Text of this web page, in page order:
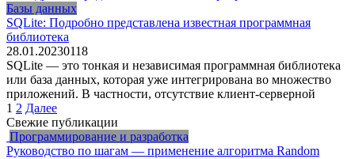
Базы данных
SQLite: Подробно представлена известная программная
библиотека
28.01.20230118
SQLite — это тонкая и независимая программная библиотека
или база данных, которая уже интегрирована во множество
приложений. В частности, отсутствие клиент-серверной
Пагинация
записей
1 2 Далее
Свежие публикации
Программирование и разработка
Руководство по шагам — применение алгоритма Random